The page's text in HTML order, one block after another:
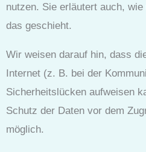
nutzen. Sie erläutert auch,
das geschieht.
Wir weisen darauf hin, dass
Internet (z. B. bei der
Sicherheitslücken aufweisen
Schutz der Daten vor dem
möglich.